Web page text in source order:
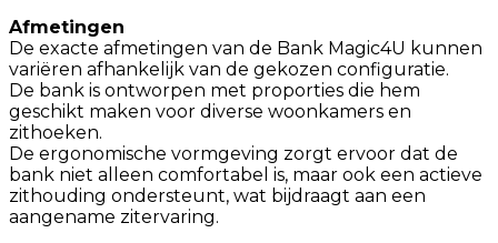
Afmetingen
De exacte afmetingen van de Bank Magic4U kunnen
variëren afhankelijk van de gekozen configuratie.
De bank is ontworpen met proporties die hem
geschikt maken voor diverse woonkamers en
zithoeken.
De ergonomische vormgeving zorgt ervoor dat de
bank niet alleen comfortabel is, maar ook een actieve
zithouding ondersteunt, wat bijdraagt aan een
aangename zitervaring.​